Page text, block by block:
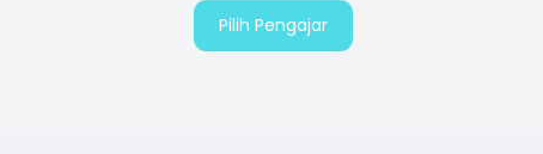
Pilih Pengajar